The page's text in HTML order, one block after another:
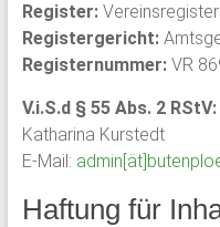
Gymnasium
Schloss
Plön
sowie
des
früheren
Register:Vereinsregister
Registergericht:
Registernummer:VR
V.i.S.d § 55 Abs. 2 RStV:
Katharina Kurstedt
E-Mail:
Haftung für